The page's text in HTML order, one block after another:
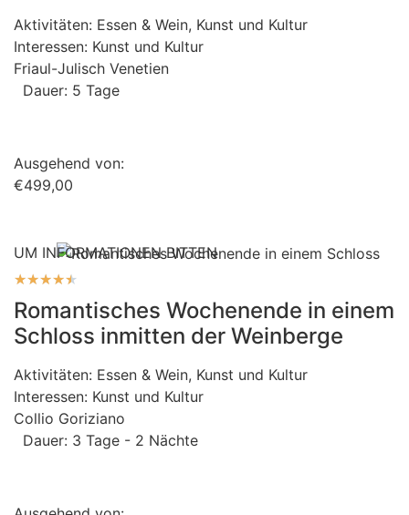
Aktivitäten: Essen & Wein, Kunst und Kultur
Interessen: Kunst und Kultur
Friaul-Julisch Venetien
Dauer: 5 Tage
Ausgehend von:
€499,00
UM INFORMATIONEN BITTEN
★★★★★
Romantisches Wochenende in einem
Schloss inmitten der Weinberge
Aktivitäten: Essen & Wein, Kunst und Kultur
Interessen: Kunst und Kultur
Collio Goriziano
Dauer: 3 Tage - 2 Nächte